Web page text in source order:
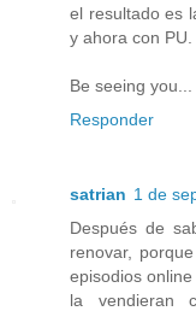
el resultado es
y ahora con
Be seeing you...
Responder
satrian 1 de
Después de
renovar,
episodios
la vendieran